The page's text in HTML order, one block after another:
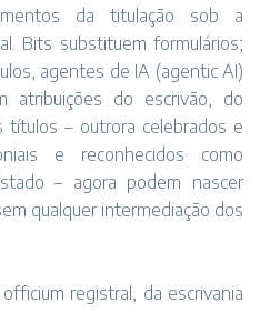
da titulação sob a
Bits substituem formulários;
agentes de IA (agentic AI)
atribuições do escrivão, do
– outrora celebrados e
e reconhecidos como
– agora podem nascer
qualquer intermediação dos
registral, da escrivania